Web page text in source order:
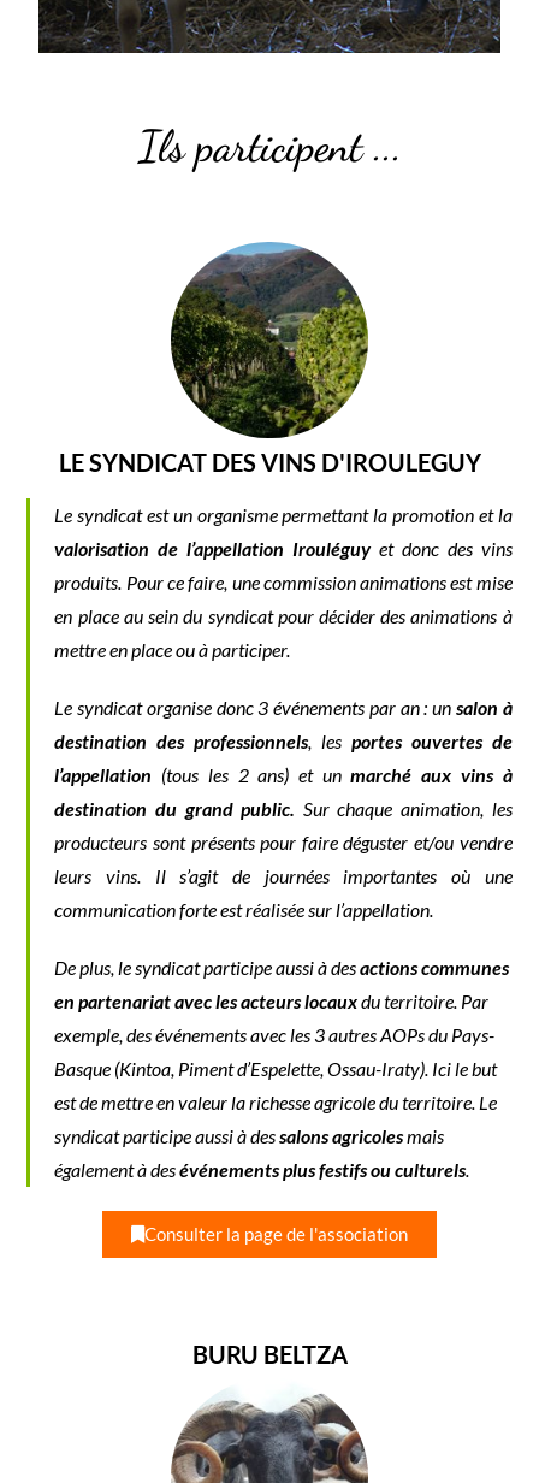
Ils participent ...
LE SYNDICAT DES VINS D'IROULEGUY
Le syndicat est un organisme permettant la promotion et la
valorisation de l’appellation Irouléguy et donc des vins
produits. Pour ce faire, une commission animations est mise
en place au sein du syndicat pour décider des animations à
mettre en place ou à participer.
Le syndicat organise donc 3 événements par an : un salon à
destination des professionnels, les portes ouvertes de
l’appellation (tous les 2 ans) et unmarché aux vins à
destination du grand public. Sur chaque animation, les
producteurs sont présents pour faire déguster et/ou vendre
leurs vins. Il s’agit de journées importantes où une
communication forte est réalisée sur l’appellation.
De plus, le syndicat participe aussi à desactions communes
en partenariat avec les acteurs locauxdu territoire. Par
exemple, des événements avec les 3 autres AOPs du Pays-
Basque (Kintoa, Piment d’Espelette, Ossau-Iraty). Ici le but
est de mettre en valeur la richesse agricole du territoire. Le
syndicat participe aussi à dessalons agricolesmais
également à desévénements plus festifs ou culturels.
Consulter la page de l'association
BURU BELTZA